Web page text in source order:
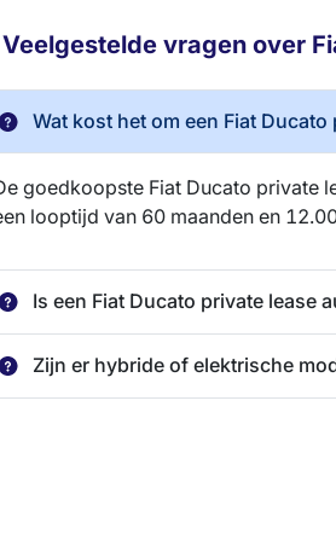
Veelgestelde vragen over
Wat kost het om een Fiat
goedkoopste Fiat Ducato private
looptijd van 60 maanden en
Is een Fiat Ducato private lease
Zijn er hybride of elektrische